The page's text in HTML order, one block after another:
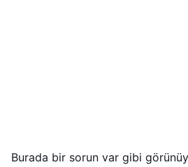
Burada bir sorun var gibi